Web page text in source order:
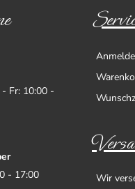
Fr: 10:00 -
- 17:00
Wir